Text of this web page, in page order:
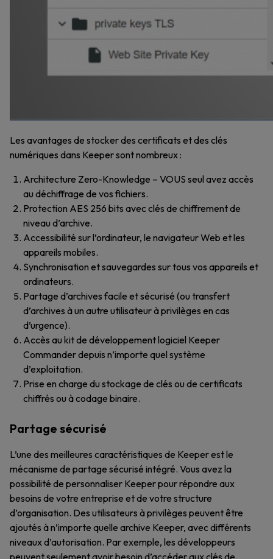
Les avantages de stocker des certificats et des clés
numériques dans Keeper sont nombreux :
Architecture Zero-Knowledge – VOUS seul avez accès
au déchiffrage de vos fichiers.
Protection AES 256 bits avec clés de chiffrement de
niveau d’archive.
Accessibilité sur l’ordinateur, le navigateur Web et les
appareils mobiles.
Synchronisation et sauvegardes sur tous vos appareils et
ordinateurs.
Partage d’archives facile et sécurisé (ou transfert
d’archives à un autre utilisateur à privilèges en cas
d’urgence).
Accès au kit de développement logiciel Keeper
Commander depuis n’importe quel système
d’exploitation.
Prise en charge du stockage de clés ou de certificats
chiffrés ou à codage binaire.
Partage sécurisé
L’une des meilleures caractéristiques de Keeper est le
mécanisme de partage sécurisé intégré. Vous avez la
possibilité de personnaliser Keeper pour répondre aux
besoins de votre entreprise et de votre structure
d’organisation. Des utilisateurs à privilèges peuvent être
ajoutés à n’importe quelle archive Keeper, avec différents
niveaux d’autorisation. Par exemple, les développeurs
peuvent seulement avoir besoin d’accéder aux clés de